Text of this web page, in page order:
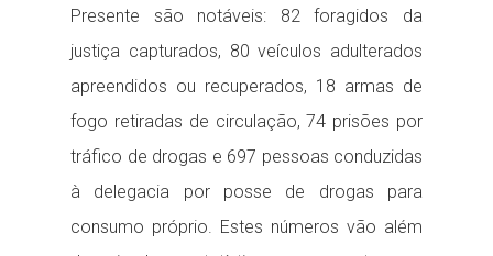
Presente são notáveis: 82 foragidos da
justiça capturados, 80 veículos adulterados
apreendidos ou recuperados, 18 armas de
fogo retiradas de circulação, 74 prisões por
tráfico de drogas e 697 pessoas conduzidas
à delegacia por posse de drogas para
consumo próprio. Estes números vão além